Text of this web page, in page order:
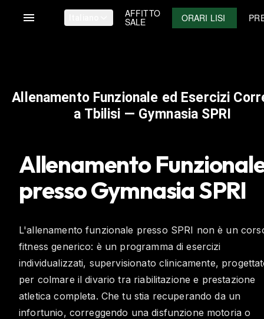
AFFITTO
SALE ORARI LISI
Allenamento Funzionale ed Esercizi
a Tbilisi — Gymnasia SPRI
Allenamento
presso Gymnasia SPRI
L'allenamento funzionale presso SPRI non è un
fitness generico: è un programma di esercizi
individualizzati, supervisionato clinicamente,
per colmare il divario tra riabilitazione e prestazione
atletica completa. Che tu stia recuperando da un
infortunio, correggendo una disfunzione motoria o